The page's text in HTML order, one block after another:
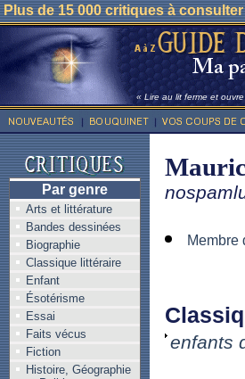
Plus de 15 000 critiques à
« Lire au lit ferme et
Par genre
Arts et littérature
Bandes dessinées
Biographie
Classique littéraire
Enfant
Ésotérisme
Essai
Faits vécus
Fiction
Histoire, Géographie
Membre
enfants